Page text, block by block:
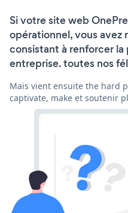
Si votre site web
opérationnel, vous
consistant à renforcer
entreprise. toutes nos
Mais vient ensuite the hard
captivate, make et soutenir